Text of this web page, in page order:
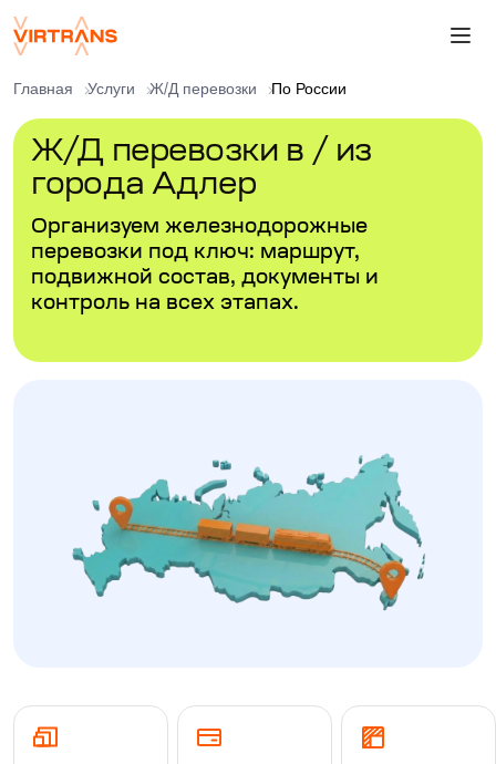
Главная Услуги Ж/Д перевозки По России
Ж/Д перевозки в / из
города Адлер
Организуем железнодорожные
перевозки под ключ: маршрут,
подвижной состав, документы и
контроль на всех этапах.